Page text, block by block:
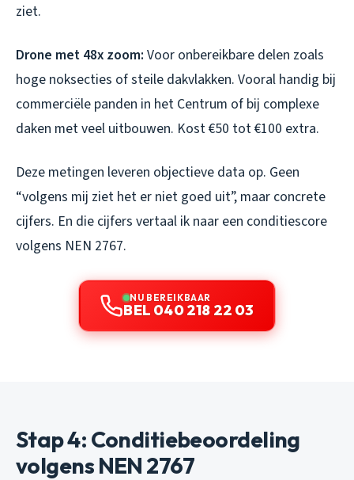
ziet.
Drone met 48x zoom: Voor onbereikbare delen zoals
hoge noksecties of steile dakvlakken. Vooral handig bij
commerciële panden in het Centrum of bij complexe
daken met veel uitbouwen. Kost €50 tot €100 extra.
Deze metingen leveren objectieve data op. Geen
“volgens mij ziet het er niet goed uit”, maar concrete
cijfers. En die cijfers vertaal ik naar een conditiescore
volgens NEN 2767.
NU BEREIKBAAR
BEL 040 218 22 03
Stap 4: Conditiebeoordeling
volgens NEN 2767